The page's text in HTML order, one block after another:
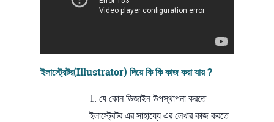
ইলাস্ট্রেটর(Illustrator) দিয়ে কি কি কাজ করা যায় ?
1. যে কোন ডিজাইন উপস্থাপনা করতে
ইলাস্ট্রেটর এর সাহায্যে এর লেখার কাজ করতে